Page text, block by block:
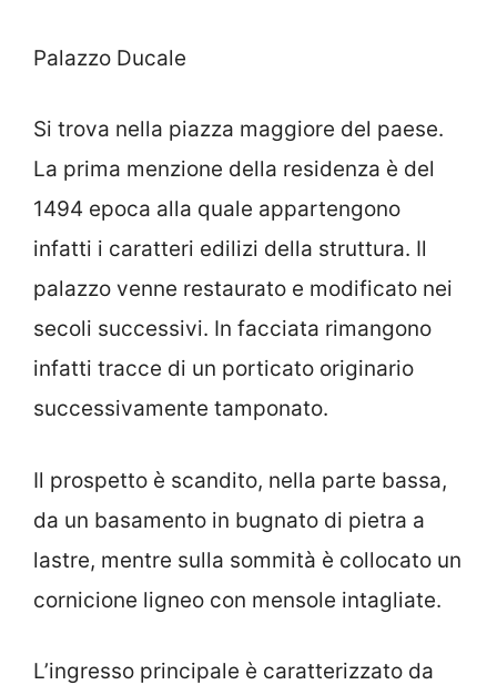
Palazzo Ducale
Si trova nella piazza maggiore del paese.
La prima menzione della residenza è del
1494 epoca alla quale appartengono
infatti i caratteri edilizi della struttura. Il
palazzo venne restaurato e modificato nei
secoli successivi. In facciata rimangono
infatti tracce di un porticato originario
successivamente tamponato.
Il prospetto è scandito, nella parte bassa,
da un basamento in bugnato di pietra a
lastre, mentre sulla sommità è collocato un
cornicione ligneo con mensole intagliate.
L’ingresso principale è caratterizzato da